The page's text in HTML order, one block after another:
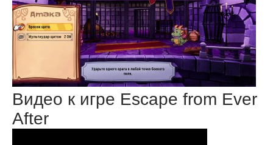
Видео к игре Escape from Ever
After